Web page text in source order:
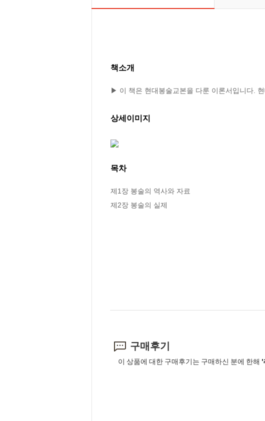
책소개
▶ 이 책은 현대봉술교본을 다룬 이론서입니다.
상세이미지
목차
제1장 봉술의 역사와 자료
제2장 봉술의 실제
구매후기
이 상품에 대한 구매후기는 구매하신 분에 한해 '